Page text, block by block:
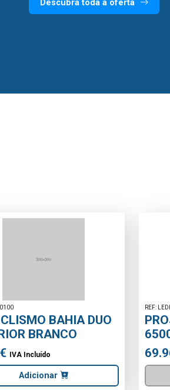
Descubra toda a oferta
Descubra toda a oferta
DIN
15W IP20